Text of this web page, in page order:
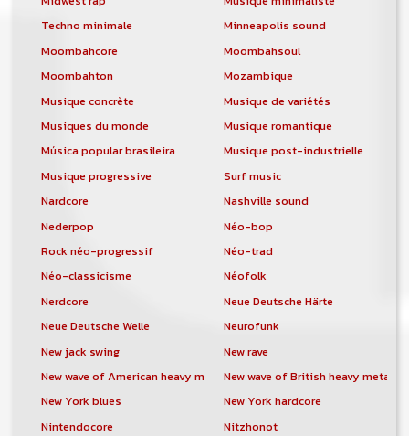
Techno minimale
Minneapolis sound
Moombahcore
Moombahsoul
Moombahton
Mozambique
Musique concrète
Musique de variétés
Musiques du monde
Musique romantique
Música popular brasileira
Musique post-industrielle
Musique progressive
Surf music
Nardcore
Nashville sound
Nederpop
Néo-bop
Rock néo-progressif
Néo-trad
Néo-classicisme
Néofolk
Nerdcore
Neue Deutsche Härte
Neue Deutsche Welle
Neurofunk
New jack swing
New rave
New wave of American heavy metalNew wave of British heavy metal
New York blues
New York hardcore
Nintendocore
Nitzhonot